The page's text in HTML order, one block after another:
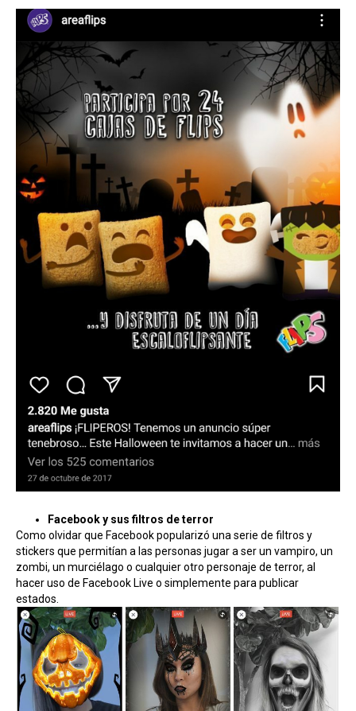
Facebook y sus filtros de terror
Como olvidar que Facebook popularizó una serie de filtros y
stickers que permitían a las personas jugar a ser un vampiro, un
zombi, un murciélago o cualquier otro personaje de terror, al
hacer uso de Facebook Live o simplemente para publicar
estados.